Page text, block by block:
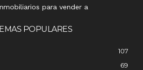
para vender a
POPULARES
107
69